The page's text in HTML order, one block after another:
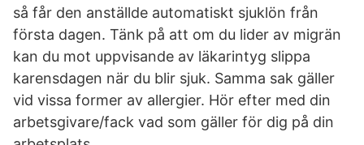
så får den anställde automatiskt sjuklön från
första dagen. Tänk på att om du lider av migrän
kan du mot uppvisande av läkarintyg slippa
karensdagen när du blir sjuk. Samma sak gäller
vid vissa former av allergier. Hör efter med din
arbetsgivare/fack vad som gäller för dig på din